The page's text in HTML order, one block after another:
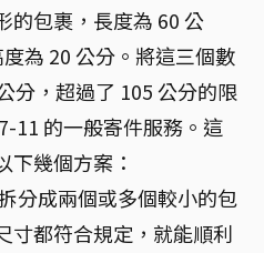
的包裹，長度為 60 公
為 20 公分。將這三個數
分，超過了 105 公分的限
11 的一般寄件服務。這
下幾個方案：
分成兩個或多個較小的包
寸都符合規定，就能順利